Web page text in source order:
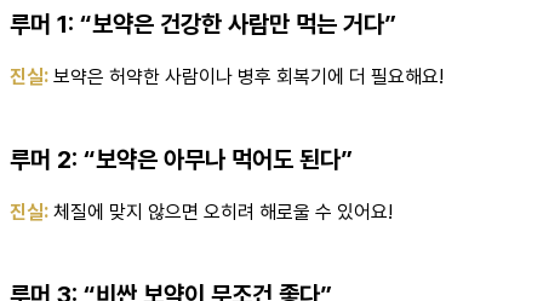
루머 1: “보약은 건강한 사람만 먹는 거다”
진실: 보약은 허약한 사람이나 병후 회복기에 더 필요해요!
루머 2: “보약은 아무나 먹어도 된다”
진실: 체질에 맞지 않으면 오히려 해로울 수 있어요!
루머 3: “비싼 보약이 무조건 좋다”